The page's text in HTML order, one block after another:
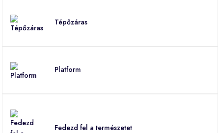
Tépőzáras
Platform
Fedezd fel a természetet